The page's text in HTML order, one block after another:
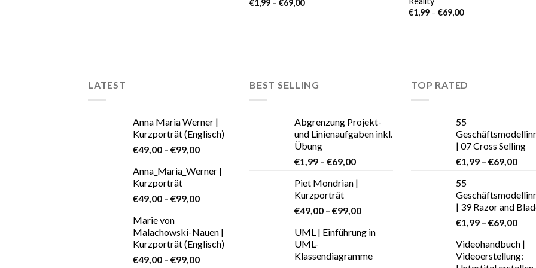
€1,99– €69,00
€1,99 –€69,00
LATEST
Anna Maria Werner |
Kurzporträt (Englisch)
€49,00 – €99,00
Anna_Maria_Werner |
Kurzporträt
€49,00 – €99,00
Marie von
Malachowski-Nauen |
Kurzporträt (Englisch)
€49,00 – €99,00
BEST SELLING
Abgrenzung Projekt-
und Linienaufgaben inkl.
Übung
€1,99 – €69,00
Piet Mondrian |
Kurzporträt
€49,00 – €99,00
UML | Einführung in
UML-
Klassendiagramme
TOP RATED
55
| 07 Cross Selling
€1,99 – €69,00
55
| 39 Razor and
€1,99 – €69,00
Videohandbuch |
Videoerstellung: